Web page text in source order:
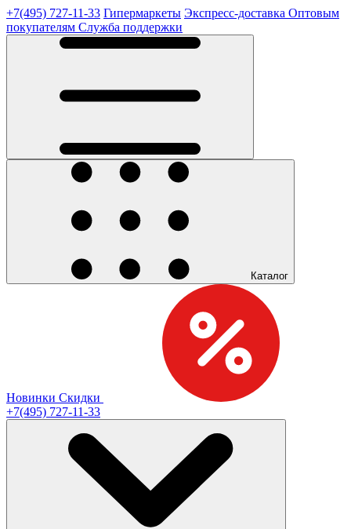
+7(495) 727-11-33 Гипермаркеты Экспресс-доставка Оптовым
покупателям Служба поддержки
Каталог
Новинки Скидки
+7(495) 727-11-33